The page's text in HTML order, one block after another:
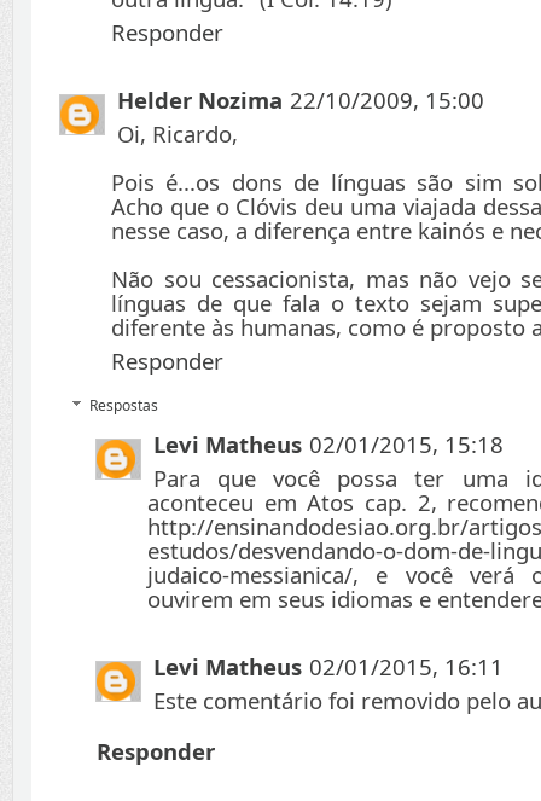
Responder
Helder Nozima 22/10/2009, 15:00
Oi, Ricardo,
Pois é...os dons de línguas são sim
Acho que o Clóvis deu uma viajada
nesse caso, a diferença entre kainós e
Não sou cessacionista, mas não vejo
línguas de que fala o texto sejam
diferente às humanas, como é proposto
Responder
Respostas
Levi Matheus 02/01/2015, 15:18
Para que você possa ter uma
aconteceu em Atos cap. 2,
http://ensinandodesiao.org.br/
estudos/desvendando-o-dom-de-
judaico-messianica/, e você
ouvirem em seus idiomas e
Levi Matheus 02/01/2015, 16:11
Este comentário foi removido pelo
Responder